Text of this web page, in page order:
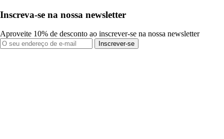
Inscreva-se na nossa newsletter
Aproveite 10% de desconto ao inscrever-se na nossa newsletter
Inscrever-se